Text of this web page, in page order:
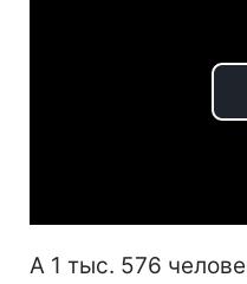
А 1 тыс. 576